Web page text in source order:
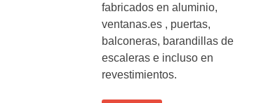
fabricados en aluminio,
ventanas.es , puertas,
balconeras, barandillas de
escaleras e incluso en
revestimientos.